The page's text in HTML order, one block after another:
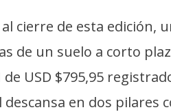
al cierre de esta
de un suelo a corto
USD $795,95
en dos